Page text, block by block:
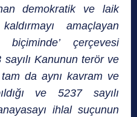
demokratik ve laik
amaçlayan
biçiminde’ çerçevesi
Kanunun terör ve
tam da aynı kavram ve
ve 5237 sayılı
ihlal suçunun